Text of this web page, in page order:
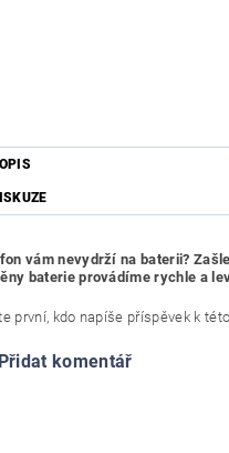
vám nevydrží na baterii?
baterie provádíme rychle a
první, kdo napíše příspěvek k
Přidat komentář